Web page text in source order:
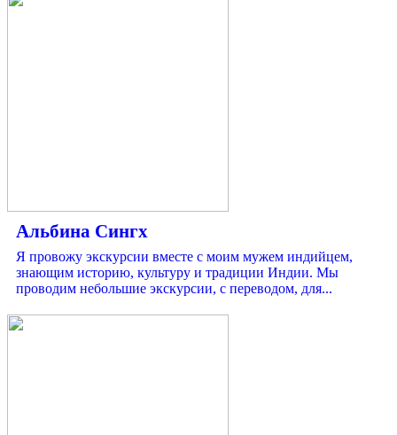
Альбина Сингх
Я провожу экскурсии вместе с моим мужем индийцем,
знающим историю, культуру и традиции Индии. Мы
проводим небольшие экскурсии, с переводом, для...